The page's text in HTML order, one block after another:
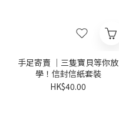
手足寄賣 ｜三隻寶貝等你放
學！信封信紙套裝
HK$40.00